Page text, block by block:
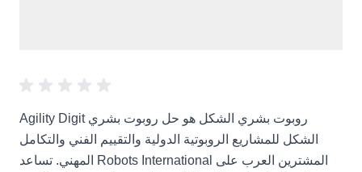
Agility Digit روبوت بشري الشكل هو حل روبوت بشري
الشكل للمشاريع الروبوتية الدولية والتقييم الفني والتكامل
المهني. تساعد Robots International المشترين العرب على